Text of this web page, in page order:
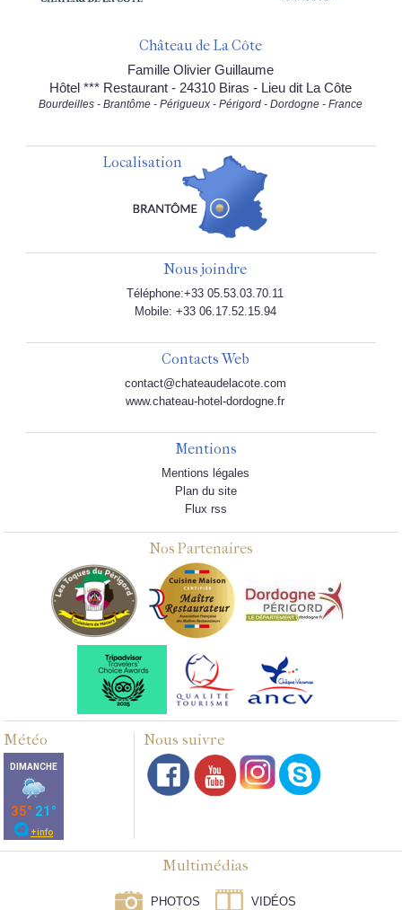
Château de La Côte
Famille Olivier Guillaume
Hôtel *** Restaurant - 24310 Biras - Lieu dit La Côte
Bourdeilles - Brantôme - Périgueux - Périgord - Dordogne - France
Localisation
Nous joindre
Téléphone:+33 05.53.03.70.11
Mobile: +33 06.17.52.15.94
Contacts Web
contact@chateaudelacote.com
www.chateau-hotel-dordogne.fr
Mentions
Mentions légales
Plan du site
Flux rss
Nos Partenaires
Météo Nous suivre
Multimédias
PHOTOS VIDÉOS